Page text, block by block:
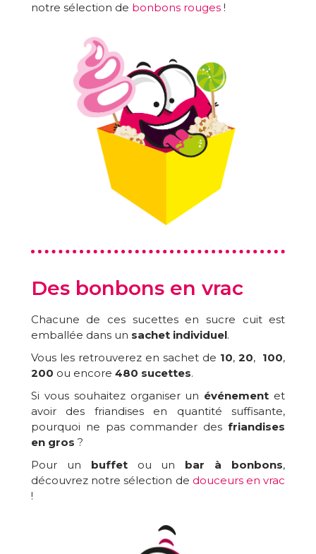
notre sélection de bonbons rouges!
Des bonbons en vrac
Chacune de ces sucettes en sucre cuit est
emballée dans un sachet individuel.
Vous les retrouverez en sachet de 10,20, 100,
200 ou encore 480 sucettes.
Si vous souhaitez organiser un événement et
avoir des friandises en quantité suffisante,
pourquoi ne pas commander des friandises
en gros ?
Pour un buffetou un bar à bonbons,
découvrez notre sélection de douceurs en vrac
!